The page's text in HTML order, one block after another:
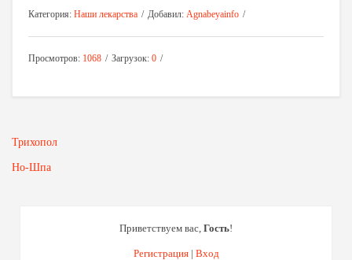
Категория: Наши лекарства Добавил: Agnabeyainfo
Просмотров: 1068 Загрузок: 0
Трихопол
Но-Шпа
Приветствуем вас, Гость!
Регистрация| Вход